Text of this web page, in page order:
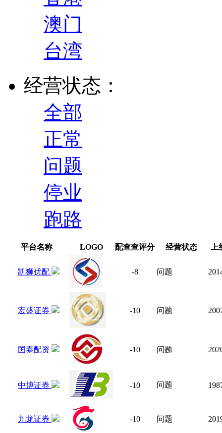
澳门
台湾
经营状态：
全部
正常
问题
停业
跑路
平台名称 LOGO 配查查评分 经营状态
凯狮优配 -8 问题
宏盛证券 -10 问题
国泰配资 -10 问题
中博证券 -10 问题
九龙证券 -10 问题